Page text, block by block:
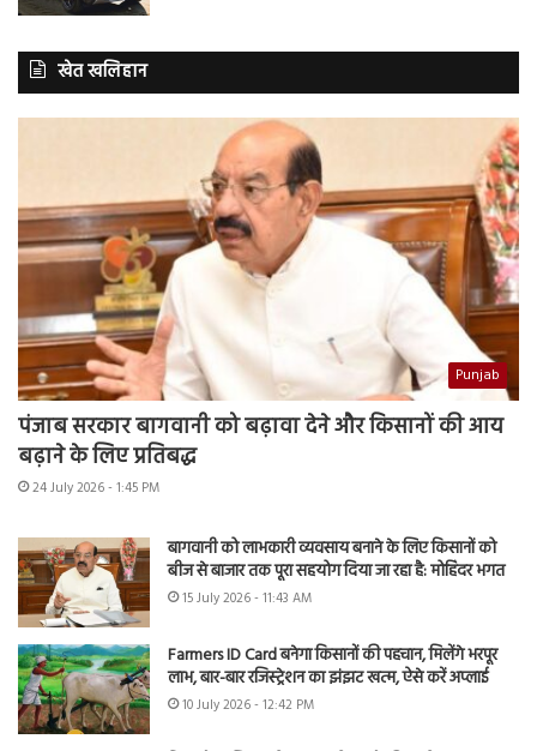
खेत खलिहान
Punjab
पंजाब सरकार बागवानी को बढ़ावा देने और किसानों की आय
बढ़ाने के लिए प्रतिबद्ध
24 July 2026 - 1:45 PM
बागवानी को लाभकारी व्यवसाय बनाने के लिए किसानों को
बीज से बाजार तक पूरा सहयोग दिया जा रहा है: मोहिंदर भगत
15 July 2026 - 11:43 AM
Farmers ID Card बनेगा किसानों की पहचान, मिलेंगे भरपूर
लाभ, बार-बार रजिस्ट्रेशन का झंझट खत्म, ऐसे करें अप्लाई
10 July 2026 - 12:42 PM